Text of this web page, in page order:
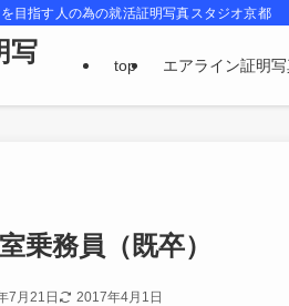
目指す人の為の就活証明写真スタジオ京都
写
top エアライン証明
乗務員（既卒）
7月21日 2017年4月1日